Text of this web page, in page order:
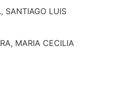
SANTIAGO LUIS
MARIA CECILIA